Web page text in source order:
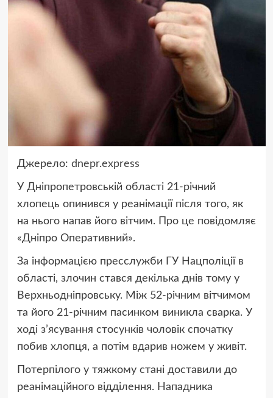
Джерело: dnepr.express
У Дніпропетровській області 21-річний
хлопець опинився у реанімації після того, як
на нього напав його вітчим. Про це повідомляє
«Дніпро Оперативний».
За інформацією пресслужби ГУ Нацполіції в
області, злочин стався декілька днів тому у
Верхньодніпровську. Між 52-річним вітчимом
та його 21-річним пасинком виникла сварка. У
ході з’ясування стосунків чоловік спочатку
побив хлопця, а потім вдарив ножем у живіт.
Потерпілого у тяжкому стані доставили до
реанімаційного відділення. Нападника